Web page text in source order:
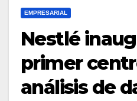
EMPRESARIAL
Nestlé
primer
análisis de